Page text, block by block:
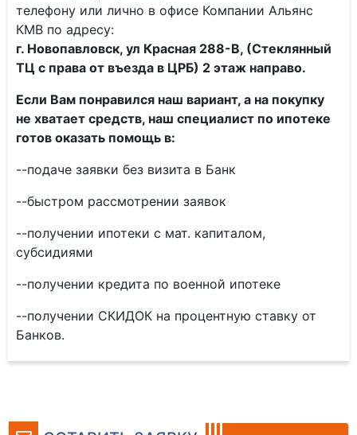
телефону или лично в офисе Компании Альянс
КМВ по адресу:
г. Новопавловск, ул Красная 288-В, (Стеклянный
ТЦ с права от въезда в ЦРБ) 2 этаж направо.
Если Вам понравился наш вариант, а на покупку
не хватает средств, наш специалист по ипотеке
готов оказать помощь в:
--подаче заявки без визита в Банк
--быстром рассмотрении заявок
--получении ипотеки с мат. капиталом,
субсидиями
--получении кредита по военной ипотеке
--получении СКИДОК на процентную ставку от
Банков.